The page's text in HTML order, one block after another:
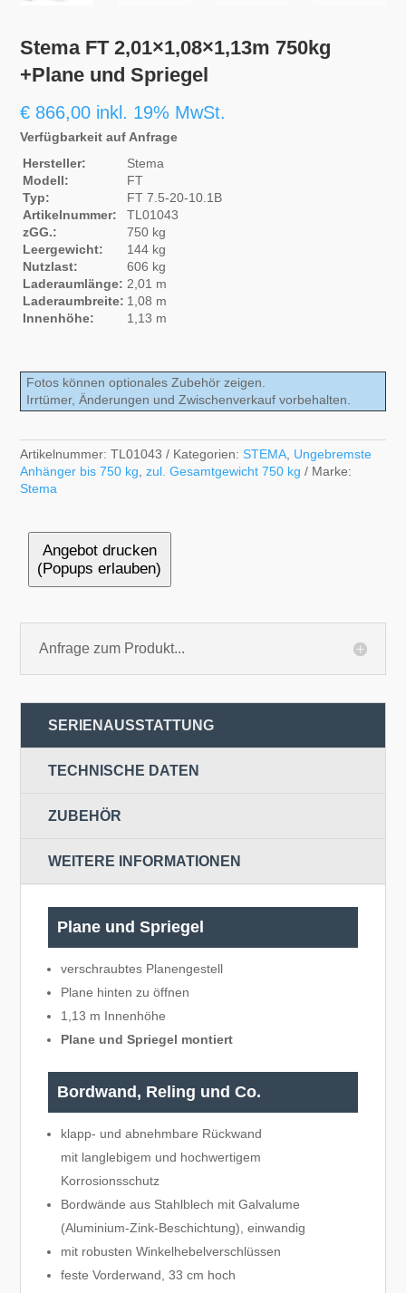
Stema FT 2,01×1,08×1,13m 750kg
+Plane und Spriegel
€ 866,00 inkl. 19% MwSt.
Verfügbarkeit auf Anfrage
Hersteller:
Stema
Modell:
FT
Typ:
FT 7.5-20-10.1B
Artikelnummer:
TL01043
zGG.:
750 kg
Leergewicht:
144 kg
Nutzlast:
606 kg
Laderaumlänge: 2,01 m
Laderaumbreite: 1,08 m
Innenhöhe:
1,13 m
Fotos können optionales Zubehör zeigen.
Irrtümer, Änderungen und Zwischenverkauf vorbehalten.
Artikelnummer:TL01043 Kategorien:STEMA Ungebremste
Anhänger bis 750 kg ,zul. Gesamtgewicht 750 kg
Marke:
Stema
Angebot drucken
(Popups erlauben)
Anfrage zum Produkt...
SERIENAUSSTATTUNG
TECHNISCHE DATEN
ZUBEHÖR
WEITERE INFORMATIONEN
Plane und Spriegel
verschraubtes Planengestell
Plane hinten zu öffnen
1,13 m Innenhöhe
Plane und Spriegel montiert
Bordwand, Reling und Co.
klapp- und abnehmbare Rückwand
mit langlebigem und hochwertigem
Korrosionsschutz
Bordwände aus Stahlblech mit Galvalume
(Aluminium-Zink-Beschichtung), einwandig
mit robusten Winkelhebelverschlüssen
feste Vorderwand, 33 cm hoch